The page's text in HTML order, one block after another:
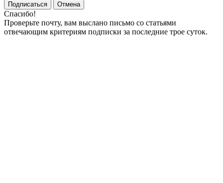
Подписаться
Отмена
Спасибо!
Проверьте почту, вам выслано письмо со статьями
отвечающим критериям подписки за последние трое суток.